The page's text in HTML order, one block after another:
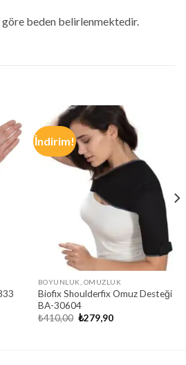
beden belirlenmektedir.
İndirim!
BOYUNLUK, OMUZLUK
Biofix Shoulderfix Omuz Desteği
BA-30604
₺410,00 Orijinal
₺279,90Şu